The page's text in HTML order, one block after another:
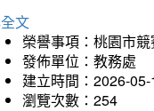
文
榮譽事項：桃園市
發佈單位：教務處
建立時間：2026-
瀏覽次數：254